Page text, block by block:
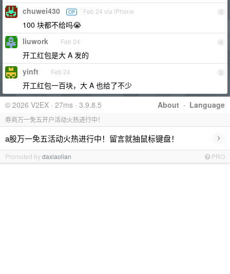
3
chuwei430 OP Feb 24 via iPhone
100 块都不给吗😭
4
liuwork Feb 24
开工红包是大 A 发的
5
yinft Feb 24
开工红包一百块，大 A 也给了不少
About · Language
© 2026 V2EX · 27ms · 3.9.8.5
券商万一免五开户活动火热进行中！
a股万一免五活动火热进行中！留言就抽鼠标键盘！ ›
Promoted bydaxiaolian PRO